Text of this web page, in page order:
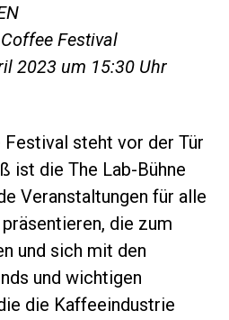
Festival
2023 um 15:30 Uhr
steht vor der Tür
ist die The Lab-Bühne
Veranstaltungen für alle
die zum
und sich mit den
und wichtigen
die Kaffeeindustrie
uns